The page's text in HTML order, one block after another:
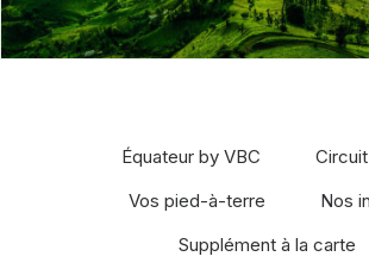
Équateur by VBC
Vos pied-à-terre
Nos
Supplément à la carte